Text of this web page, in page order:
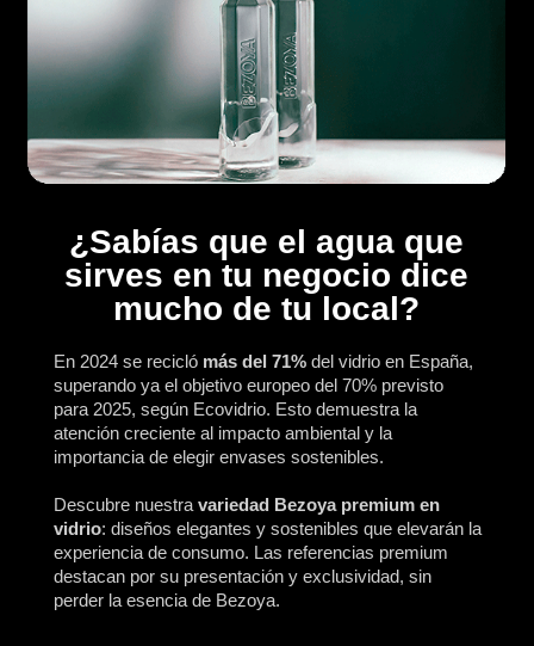
¿Sabías que el agua que
sirves en tu negocio dice
mucho de tu local?
En 2024 se recicló más del 71% del vidrio en España,
superando ya el objetivo europeo del 70% previsto
para 2025, según Ecovidrio. Esto demuestra la
atención creciente al impacto ambiental y la
importancia de elegir envases sostenibles.
Descubre nuestra variedad Bezoya premium en
vidrio: diseños elegantes y sostenibles que elevarán la
experiencia de consumo. Las referencias premium
destacan por su presentación y exclusividad, sin
perder la esencia de Bezoya.